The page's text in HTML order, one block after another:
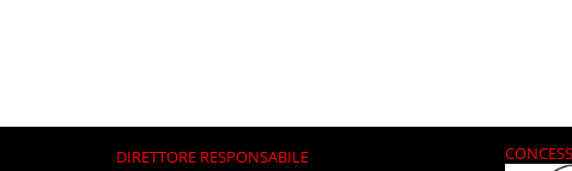
DIRETTORE RESPONSABILE